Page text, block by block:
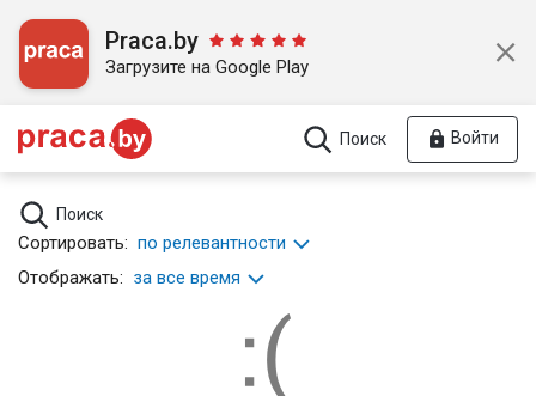
Praca.by
Загрузите на Google Play
Поиск Войти
Поиск
Сортировать: по релевантности
Отображать: за все время